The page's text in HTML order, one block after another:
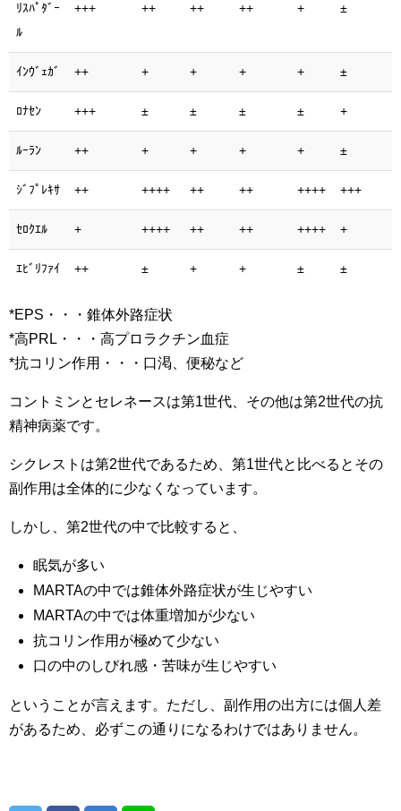
ﾘｽﾊﾟﾀﾞｰ
ﾙ
+++ ++ ++ ++ + ±
ｲﾝｳﾞｪｶﾞ ++ + + + + ±
ﾛﾅｾﾝ +++ ± ± ± ± +
ﾙｰﾗﾝ ++ + + + + ±
ｼﾞﾌﾟﾚｷｻ ++ ++++ ++ ++ ++++ +++
ｾﾛｸｴﾙ + ++++ ++ ++ ++++ +
ｴﾋﾞﾘﾌｧｲ ++ ± + + ± ±
*EPS・・・錐体外路症状
*高PRL・・・高プロラクチン血症
*抗コリン作用・・・口渇、便秘など
コントミンとセレネースは第1世代、その他は第2世代の抗
精神病薬です。
シクレストは第2世代であるため、第1世代と比べるとその
副作用は全体的に少なくなっています。
しかし、第2世代の中で比較すると、
眠気が多い
MARTAの中では錐体外路症状が生じやすい
MARTAの中では体重増加が少ない
抗コリン作用が極めて少ない
口の中のしびれ感・苦味が生じやすい
ということが言えます。ただし、副作用の出方には個人差
があるため、必ずこの通りになるわけではありません。